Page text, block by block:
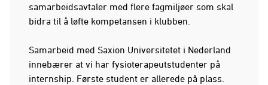
samarbeidsavtaler med flere fagmiljøer som skal
bidra til å løfte kompetansen i klubben.
Samarbeid med Saxion Universitetet i Nederland
innebærer at vi har fysioterapeutstudenter på
internship. Første student er allerede på plass.